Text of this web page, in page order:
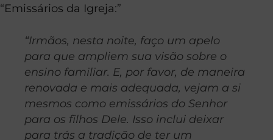
“Emissários da Igreja:”
“Irmãos, nesta noite, faço um apelo
para que ampliem sua visão sobre o
ensino familiar. E, por favor, de maneira
renovada e mais adequada, vejam a si
mesmos como emissários do Senhor
para os filhos Dele. Isso inclui deixar
para trás a tradição de ter um